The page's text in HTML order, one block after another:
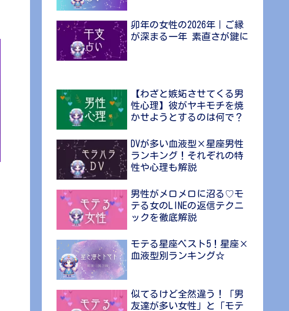
卯年の女性の2026年｜ご縁
が深まる一年 素直さが鍵に
【わざと嫉妬させてくる男
性心理】彼がヤキモチを焼
かせようとするのは何で？
DVが多い血液型×星座男性
ランキング！それぞれの特
性や心理も解説
男性がメロメロに沼る♡モ
テる女のLINEの返信テクニ
ックを徹底解説
モテる星座ベスト5！星座×
血液型別ランキング☆
似てるけど全然違う！「男
友達が多い女性」と「モテ